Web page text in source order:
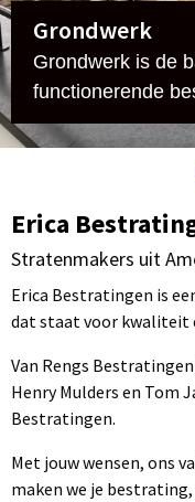
Grondwerk
Grondwerk is de
functionerende
Erica
Stratenmakers uit
Erica Bestratingen is
dat staat voor kwaliteit
Van Rengs
Henry Mulders en Tom
Bestratingen.
Met jouw wensen, ons
maken we je